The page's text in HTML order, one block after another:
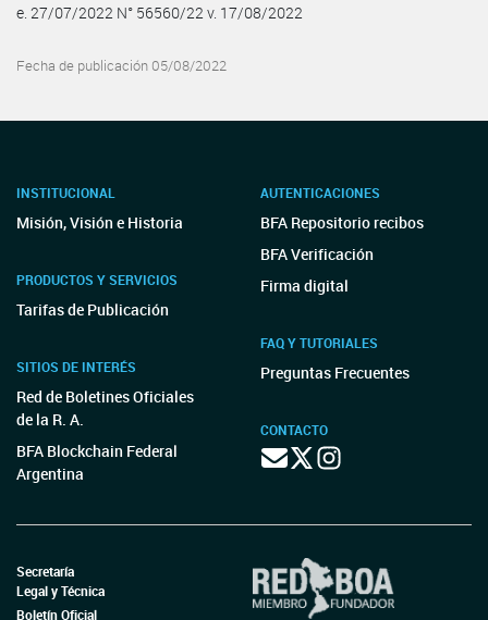
e. 27/07/2022 N° 56560/22 v. 17/08/2022
Fecha de publicación 05/08/2022
INSTITUCIONAL
Misión, Visión e Historia
PRODUCTOS Y SERVICIOS
Tarifas de Publicación
SITIOS DE INTERÉS
Red de Boletines Oficiales
de la R. A.
BFA Blockchain Federal
Argentina
AUTENTICACIONES
BFA Repositorio recibos
BFA Verificación
Firma digital
FAQ Y TUTORIALES
Preguntas Frecuentes
CONTACTO
Secretaría
Legal y Técnica
Boletín Oficial